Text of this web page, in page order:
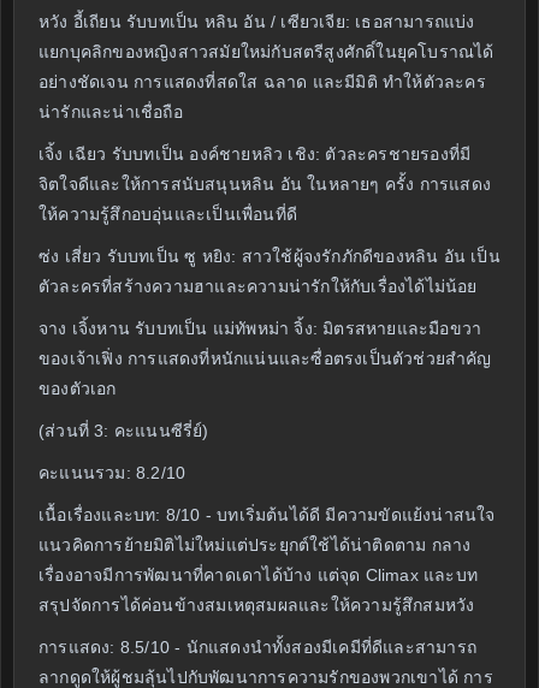
หวัง อี้เถียน รับบทเป็น หลิน อัน / เซียวเจีย: เธอสามารถแบ่ง
แยกบุคลิกของหญิงสาวสมัยใหม่กับสตรีสูงศักดิ์ในยุคโบราณได้
อย่างชัดเจน การแสดงที่สดใส ฉลาด และมีมิติ ทำให้ตัวละคร
น่ารักและน่าเชื่อถือ
เจิ้ง เฉียว รับบทเป็น องค์ชายหลิว เชิง: ตัวละครชายรองที่มี
จิตใจดีและให้การสนับสนุนหลิน อัน ในหลายๆ ครั้ง การแสดง
ให้ความรู้สึกอบอุ่นและเป็นเพื่อนที่ดี
ซ่ง เสี่ยว รับบทเป็น ซู หยิง: สาวใช้ผู้จงรักภักดีของหลิน อัน เป็น
ตัวละครที่สร้างความฮาและความน่ารักให้กับเรื่องได้ไม่น้อย
จาง เจิ้งหาน รับบทเป็น แม่ทัพหม่า จิ้ง: มิตรสหายและมือขวา
ของเจ้าเฟิ่ง การแสดงที่หนักแน่นและซื่อตรงเป็นตัวช่วยสำคัญ
ของตัวเอก
(ส่วนที่ 3: คะแนนซีรี่ย์)
คะแนนรวม: 8.2/10
เนื้อเรื่องและบท: 8/10 - บทเริ่มต้นได้ดี มีความขัดแย้งน่าสนใจ
แนวคิดการย้ายมิติไม่ใหม่แต่ประยุกต์ใช้ได้น่าติดตาม กลาง
เรื่องอาจมีการพัฒนาที่คาดเดาได้บ้าง แต่จุด Climax และบท
สรุปจัดการได้ค่อนข้างสมเหตุสมผลและให้ความรู้สึกสมหวัง
การแสดง: 8.5/10 - นักแสดงนำทั้งสองมีเคมีที่ดีและสามารถ
ลากดูดให้ผู้ชมลุ้นไปกับพัฒนาการความรักของพวกเขาได้ การ